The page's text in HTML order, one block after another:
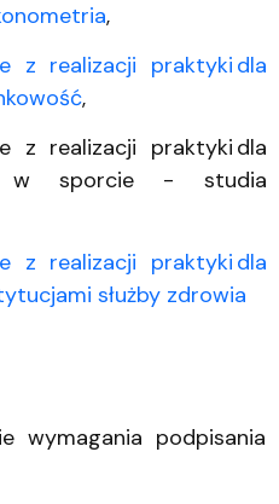
,
z realizacji praktyki dla
,
praktyki dla
w sporcie - studia
z realizacji praktyki dla
służby zdrowia
wymagania podpisania